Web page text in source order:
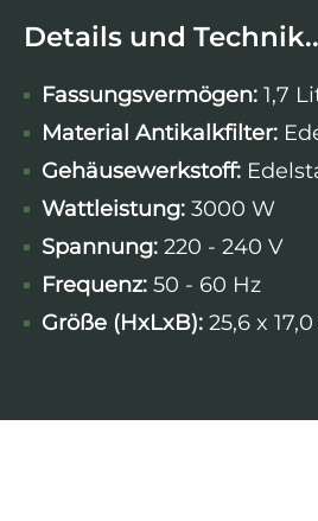
Details und
Fassungsvermögen: 1,7
Material Antikalkfilter:
Gehäusewerkstoff:
Wattleistung: 3000 W
Spannung: 220 - 240 V
Frequenz: 50 - 60 Hz
Größe (HxLxB): 25,6 x